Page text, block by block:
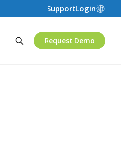
SupportLogin
Request Demo